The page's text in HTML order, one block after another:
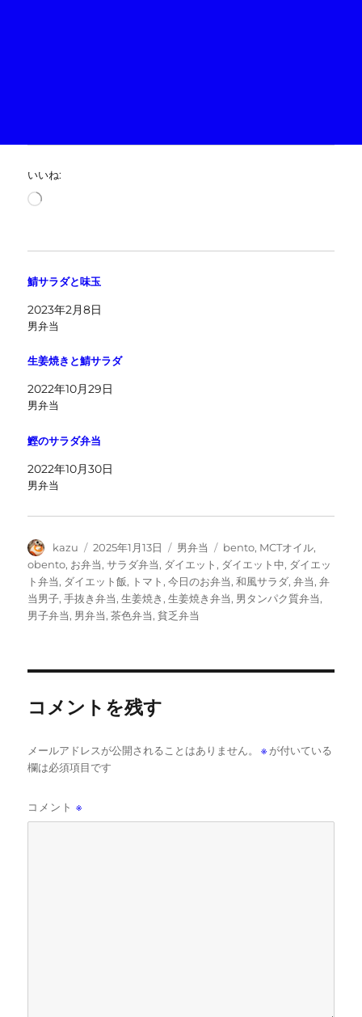
いいね:
読
み
鯖サラダと味玉
2023年2月8日
男弁当
生姜焼きと鯖サラダ
2022年10月29日
男弁当
鰹のサラダ弁当
2022年10月30日
男弁当
投
稿
者
kazu
投
稿
日:
2025年1月13日
カ
テ
ゴ
リ
ー
男弁当
タ
グ
bento, MCTオイル,
obento, お弁当,サラダ弁当, ダイエット, ダイエット中, ダイエッ
ト弁当, ダイエット飯, トマト,今日のお弁当,和風サラダ,弁当,弁
当男子,手抜き弁当,生姜焼き,生姜焼き弁当, 男タンパク質弁当,
男子弁当, 男弁当,茶色弁当,貧乏弁当
コメントを残す
メールアドレスが公開されることはありません。 ※ が付いている
欄は必須項目です
コメント※